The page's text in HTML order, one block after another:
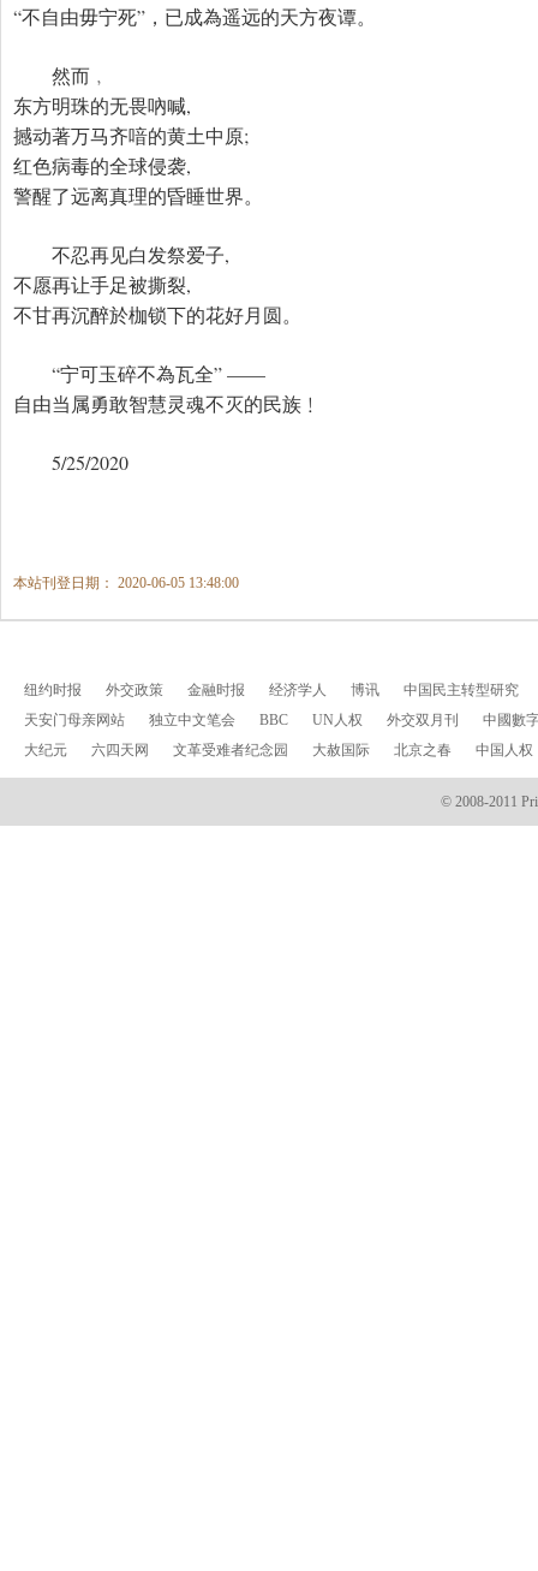
“不自由毋宁死”，已成為遥远的天方夜谭。
然而﹐
东方明珠的无畏吶喊,
撼动著万马齐喑的黄土中原;
红色病毒的全球侵袭,
警醒了远离真理的昏睡世界。
不忍再见白发祭爱子,
不愿再让手足被撕裂,
不甘再沉醉於枷锁下的花好月圆。
“宁可玉碎不為瓦全” ——
自由当属勇敢智慧灵魂不灭的民族﹗
5/25/2020
本站刊登日期： 2020-06-05 13:48:00
纽约时报 外交政策 金融时报 经济学人 博讯
中国民主转型研究
天安门母亲网站
独立中文笔会 BBC UN人权 外交双月刊
中國數
大纪元
六四天网 文革受难者纪念园 大赦国际 北京之春 中国人权
© 2008-2011